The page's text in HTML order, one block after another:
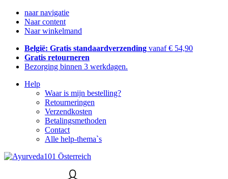
naar navigatie
Naar content
Naar winkelmand
België: Gratis standaardverzending vanaf € 54,90
Gratis retourneren
Bezorging binnen 3 werkdagen.
Help
Waar is mijn bestelling?
Retourneringen
Verzendkosten
Betalingsmethoden
Contact
Alle help-thema`s